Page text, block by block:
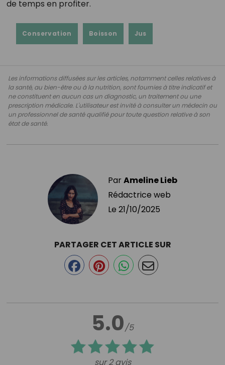
de temps en profiter.
Conservation Boisson Jus
Les informations diffusées sur les articles, notamment celles relatives à
la santé, au bien-être ou à la nutrition, sont fournies à titre indicatif et
ne constituent en aucun cas un diagnostic, un traitement ou une
prescription médicale. L'utilisateur est invité à consulter un médecin ou
un professionnel de santé qualifié pour toute question relative à son
état de santé.
ParAmeline Lieb
Rédactrice web
Le 21/10/2025
5.0/5
sur 2 avis
PARTAGER CET ARTICLE SUR